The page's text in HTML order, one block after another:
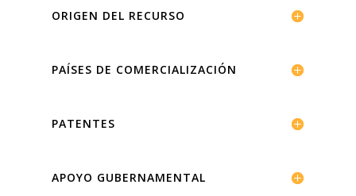
ORIGEN DEL RECURSO
PAÍSES DE COMERCIALIZACIÓN
PATENTES
APOYO GUBERNAMENTAL